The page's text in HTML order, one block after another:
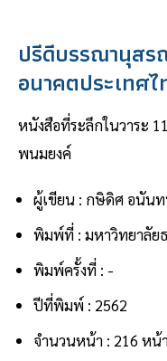
ปรีดีบรรณานุสร
อนาคตประเทศไ
หนังสือที่ระลึกในวาระ
พนมยงค์
ผู้เขียน : กษิดิศ อนันท
พิมพ์ที่ : มหาวิทยาลัย
พิมพ์ครั้งที่ : -
ปีที่พิมพ์ : 2562
จำนวนหน้า : 216 หน้